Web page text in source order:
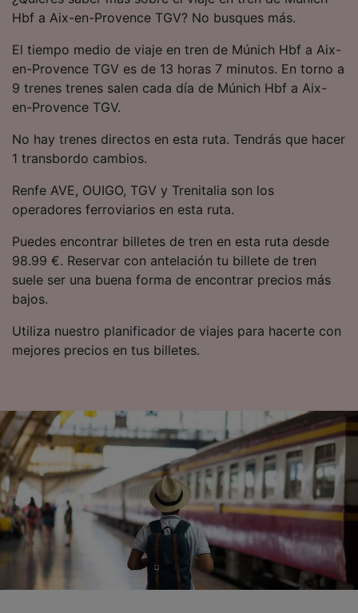
Hbf a Aix-en-Provence TGV? No busques más.
El tiempo medio de viaje en tren de Múnich Hbf a Aix-
en-Provence TGV es de 13 horas 7 minutos. En torno a
9 trenes trenes salen cada día de Múnich Hbf a Aix-
en-Provence TGV.
No hay trenes directos en esta ruta. Tendrás que hacer
1 transbordo cambios.
Renfe AVE, OUIGO, TGV y Trenitalia son los
operadores ferroviarios en esta ruta.
Puedes encontrar billetes de tren en esta ruta desde
98.99 €. Reservar con antelación tu billete de tren
suele ser una buena forma de encontrar precios más
bajos.
Utiliza nuestro planificador de viajes para hacerte con
mejores precios en tus billetes.
precisa. Analizar activamente las
características del dispositivo para su
identificación. Almacenar la información en un
dispositivo y/o acceder a ella. Publicidad y
contenido personalizados, medición de
publicidad y contenido, investigación de
audiencia y desarrollo de servicios.
Lista de asociados (proveedores)